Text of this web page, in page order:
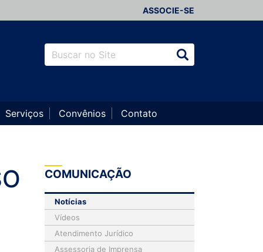
ASSOCIE-SE
Serviços Convênios Contato
COMUNICAÇÃO
Notícias
Vídeos
Atendimento Jurídico
Assessoria de Imprensa